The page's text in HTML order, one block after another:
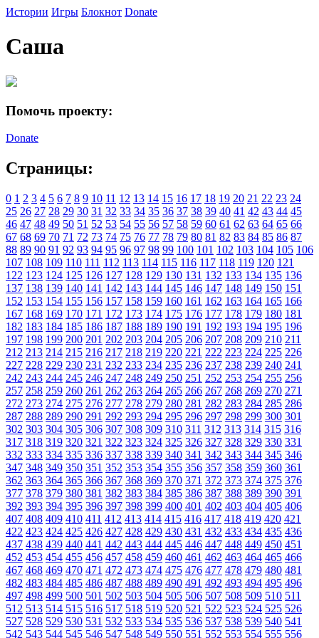
Истории Игры Блокнот Donate
Саша
Помочь проекту:
Donate
Страницы:
0 1 2 3 4 5 6 7 8 9 10 11 12 13 14 15 16 17 18 19 20 21 22 23 24
25 26 27 28 29 30 31 32 33 34 35 36 37 38 39 40 41 42 43 44 45
46 47 48 49 50 51 52 53 54 55 56 57 58 59 60 61 62 63 64 65 66
67 68 69 70 71 72 73 74 75 76 77 78 79 80 81 82 83 84 85 86 87
88 89 90 91 92 93 94 95 96 97 98 99 100 101 102 103 104 105 106
107 108 109 110 111 112 113 114 115 116 117 118 119 120 121
122 123 124 125 126 127 128 129 130 131 132 133 134 135 136
137 138 139 140 141 142 143 144 145 146 147 148 149 150 151
152 153 154 155 156 157 158 159 160 161 162 163 164 165 166
167 168 169 170 171 172 173 174 175 176 177 178 179 180 181
182 183 184 185 186 187 188 189 190 191 192 193 194 195 196
197 198 199 200 201 202 203 204 205 206 207 208 209 210 211
212 213 214 215 216 217 218 219 220 221 222 223 224 225 226
227 228 229 230 231 232 233 234 235 236 237 238 239 240 241
242 243 244 245 246 247 248 249 250 251 252 253 254 255 256
257 258 259 260 261 262 263 264 265 266 267 268 269 270 271
272 273 274 275 276 277 278 279 280 281 282 283 284 285 286
287 288 289 290 291 292 293 294 295 296 297 298 299 300 301
302 303 304 305 306 307 308 309 310 311 312 313 314 315 316
317 318 319 320 321 322 323 324 325 326 327 328 329 330 331
332 333 334 335 336 337 338 339 340 341 342 343 344 345 346
347 348 349 350 351 352 353 354 355 356 357 358 359 360 361
362 363 364 365 366 367 368 369 370 371 372 373 374 375 376
377 378 379 380 381 382 383 384 385 386 387 388 389 390 391
392 393 394 395 396 397 398 399 400 401 402 403 404 405 406
407 408 409 410 411 412 413 414 415 416 417 418 419 420 421
422 423 424 425 426 427 428 429 430 431 432 433 434 435 436
437 438 439 440 441 442 443 444 445 446 447 448 449 450 451
452 453 454 455 456 457 458 459 460 461 462 463 464 465 466
467 468 469 470 471 472 473 474 475 476 477 478 479 480 481
482 483 484 485 486 487 488 489 490 491 492 493 494 495 496
497 498 499 500 501 502 503 504 505 506 507 508 509 510 511
512 513 514 515 516 517 518 519 520 521 522 523 524 525 526
527 528 529 530 531 532 533 534 535 536 537 538 539 540 541
542 543 544 545 546 547 548 549 550 551 552 553 554 555 556